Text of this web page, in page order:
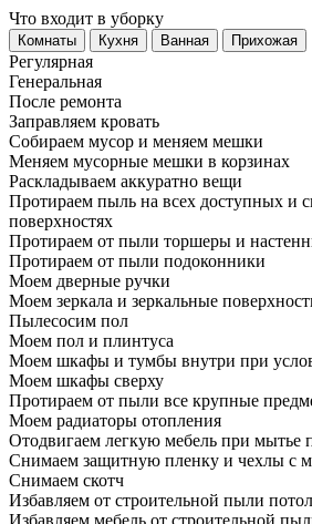
Что входит в уборку
Регу­лярная
Гене­ральная
После ремонта
Заправляем кровать
Собираем мусор и меняем мешки
Меняем мусорные мешки в корзинах
Раскладываем аккуратно вещи
Протираем пыль на всех доступных и
поверхностях
Протираем от пыли торшеры и
Протираем от пыли подоконники
Моем дверные ручки
Моем зеркала и зеркальные
Пылесосим пол
Моем пол и плинтуса
Моем шкафы и тумбы внутри при
Моем шкафы сверху
Протираем от пыли все крупные
Моем радиаторы отопления
Отодвигаем легкую мебель при мытье
Снимаем защитную пленку и чехлы с
Снимаем скотч
Избавляем от строительной пыли
Избавляем мебель от строительной